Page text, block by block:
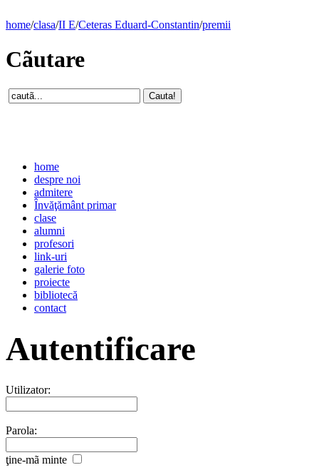
home/clasa/II E/Ceteras Eduard-Constantin/premii
Cãutare
home
despre noi
admitere
Învăţământ primar
clase
alumni
profesori
link-uri
galerie foto
proiecte
bibliotecă
contact
Autentificare
Utilizator:
Parola:
ţine-mã minte